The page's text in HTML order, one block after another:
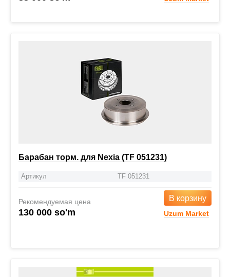
Барабан торм. для Nexia (TF 051231)
Артикул TF 051231
Рекомендуемая цена
130 000 so'm
В корзину
Uzum Market